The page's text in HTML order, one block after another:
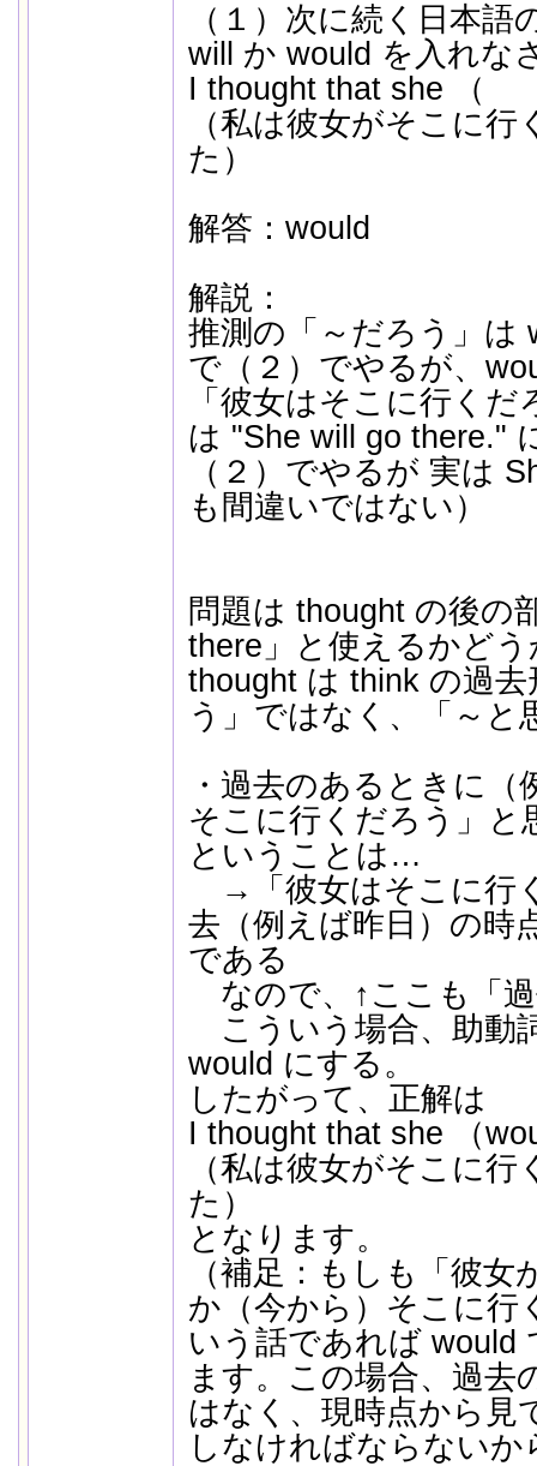
（１）次に続く日本
will か would を入れな
I thought that she
（私は彼女がそこに
た）
解答：would
解説：
推測の「～だろう」は
で（２）でやるが、
「彼女はそこに行く
は "She will go there."
（２）でやるが 実は
も間違いではない）
問題は thought の後の
there」と使えるかど
thought は think の過
う」ではなく、「～と
・過去のあるときに
そこに行くだろう」と
ということは…
→「彼女はそこに行
去（例えば昨日）の時
である
なので、↑ここも「
こういう場合、助動
would にする。
したがって、正解は
I thought that she （
（私は彼女がそこに
た）
となります。
（補足：もしも「彼
か（今から）そこに行
いう話であれば would
ます。この場合、過去
はなく、現時点から見
しなければならないか